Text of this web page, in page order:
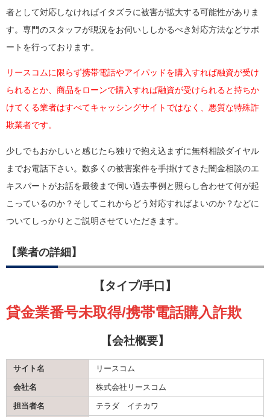
者として対応しなければイタズラに被害が拡大する可能性がありま
す。専門のスタッフが現況をお伺いししかるべき対応方法などサポ
ートを行っております。
リースコムに限らず携帯電話やアイパッドを購入すれば融資が受け
られるとか、商品をローンで購入すれば融資が受けられると持ちか
けてくる業者はすべてキャッシングサイトではなく、悪質な特殊詐
欺業者です。
少しでもおかしいと感じたら独りで抱え込まずに無料相談ダイヤル
までお電話下さい。数多くの被害案件を手掛けてきた闇金相談のエ
キスパートがお話を最後まで伺い過去事例と照らし合わせて何が起
こっているのか？そしてこれからどう対応すればよいのか？などに
ついてしっかりとご説明させていただきます。
【業者の詳細】
【タイプ/手口】
貸金業番号未取得/携帯電話購入詐欺
【会社概要】
サイト名 リースコム
会社名 株式会社リースコム
担当者名 テラダ イチカワ